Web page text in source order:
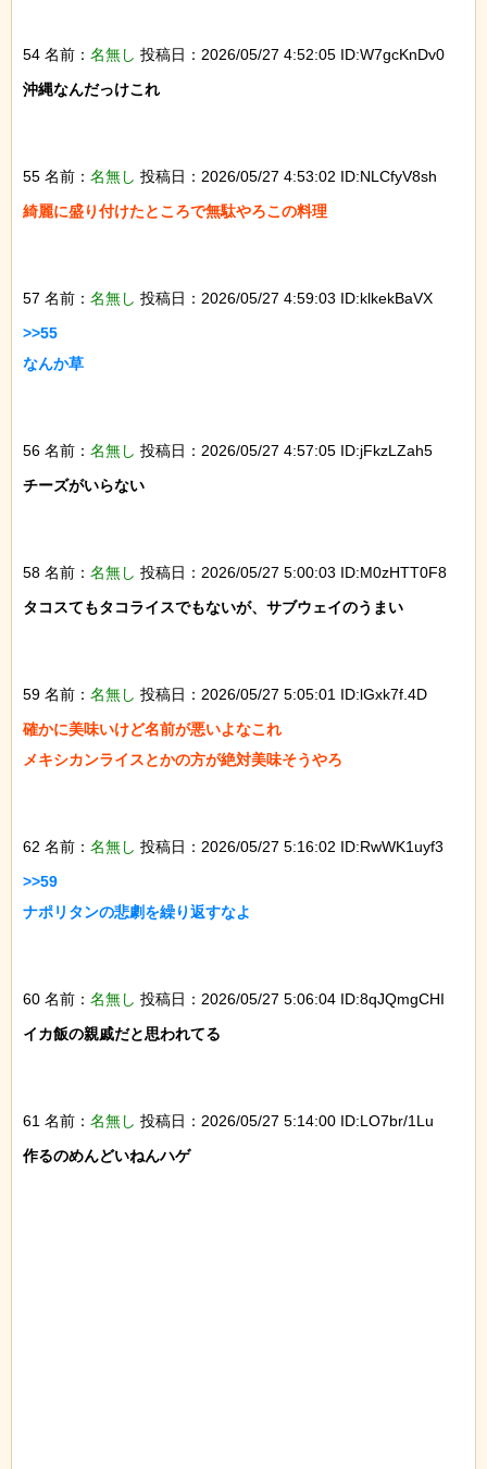
54 名前： 名無し 投稿日：2026/05/27 4:52:05 ID:W7gcKnDv0
沖縄なんだっけこれ
55 名前： 名無し 投稿日：2026/05/27 4:53:02 ID:NLCfyV8sh
綺麗に盛り付けたところで無駄やろこの料理
57 名前： 名無し 投稿日：2026/05/27 4:59:03 ID:klkekBaVX
>>55
なんか草
56 名前： 名無し 投稿日：2026/05/27 4:57:05 ID:jFkzLZah5
チーズがいらない
58 名前： 名無し 投稿日：2026/05/27 5:00:03 ID:M0zHTT0F8
タコスてもタコライスでもないが、サブウェイのうまい
59 名前： 名無し 投稿日：2026/05/27 5:05:01 ID:lGxk7f.4D
確かに美味いけど名前が悪いよなこれ
メキシカンライスとかの方が絶対美味そうやろ
62 名前： 名無し 投稿日：2026/05/27 5:16:02 ID:RwWK1uyf3
>>59
ナポリタンの悲劇を繰り返すなよ
60 名前： 名無し 投稿日：2026/05/27 5:06:04 ID:8qJQmgCHI
イカ飯の親戚だと思われてる
61 名前： 名無し 投稿日：2026/05/27 5:14:00 ID:LO7br/1Lu
作るのめんどいねんハゲ